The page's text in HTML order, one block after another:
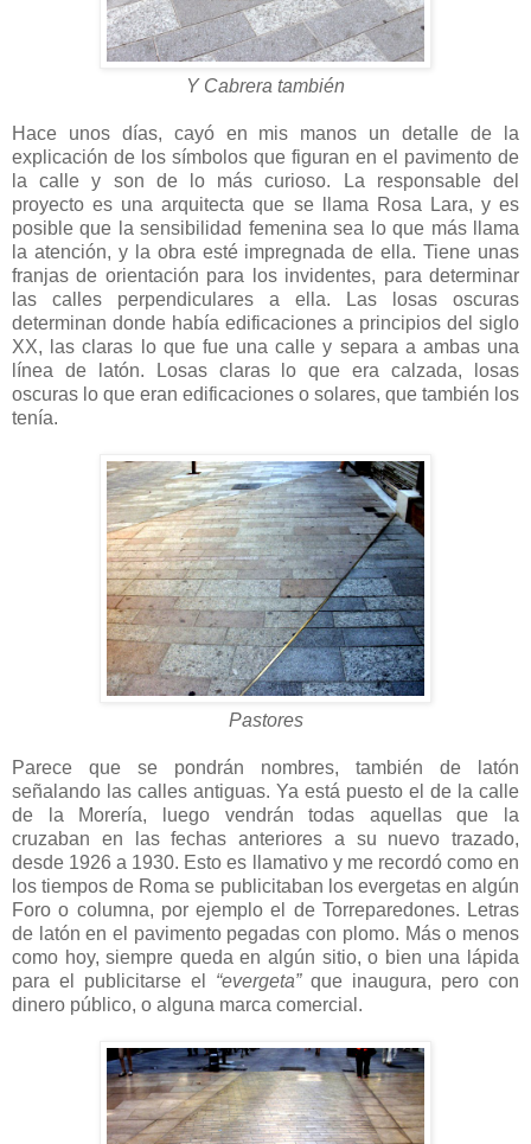
Y Cabrera también
Hace unos días, cayó en mis manos un detalle de la
explicación de los símbolos que figuran en el pavimento de
la calle y son de lo más curioso. La responsable del
proyecto es una arquitecta que se llama Rosa Lara, y es
posible que la sensibilidad femenina sea lo que más llama
la atención, y la obra esté impregnada de ella. Tiene unas
franjas de orientación para los invidentes, para determinar
las calles perpendiculares a ella. Las losas oscuras
determinan donde había edificaciones a principios del siglo
XX, las claras lo que fue una calle y separa a ambas una
línea de latón. Losas claras lo que era calzada, losas
oscuras lo que eran edificaciones o solares, que también los
tenía.
Pastores
Parece que se pondrán nombres, también de latón
señalando las calles antiguas. Ya está puesto el de la calle
de la Morería, luego vendrán todas aquellas que la
cruzaban en las fechas anteriores a su nuevo trazado,
desde 1926 a 1930. Esto es llamativo y me recordó como en
los tiempos de Roma se publicitaban los evergetas en algún
Foro o columna, por ejemplo el de Torreparedones. Letras
de latón en el pavimento pegadas con plomo. Más o menos
como hoy, siempre queda en algún sitio, o bien una lápida
para el
publicitarse el “evergeta”que inaugura, pero con
dinero público, o alguna marca comercial.